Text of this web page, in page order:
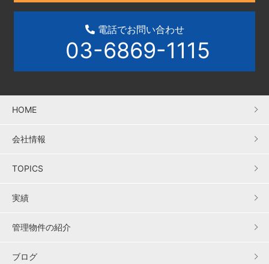
電話でお問い合わせ
03-6869-1115
HOME
会社情報
TOPICS
実績
管理物件の紹介
ブログ